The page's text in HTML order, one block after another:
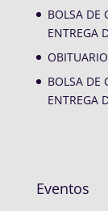
BOLSA DE
ENTREGA
OBITUARIO
BOLSA DE
ENTREGA
Eventos